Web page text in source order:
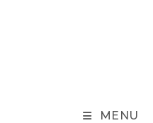
MENU